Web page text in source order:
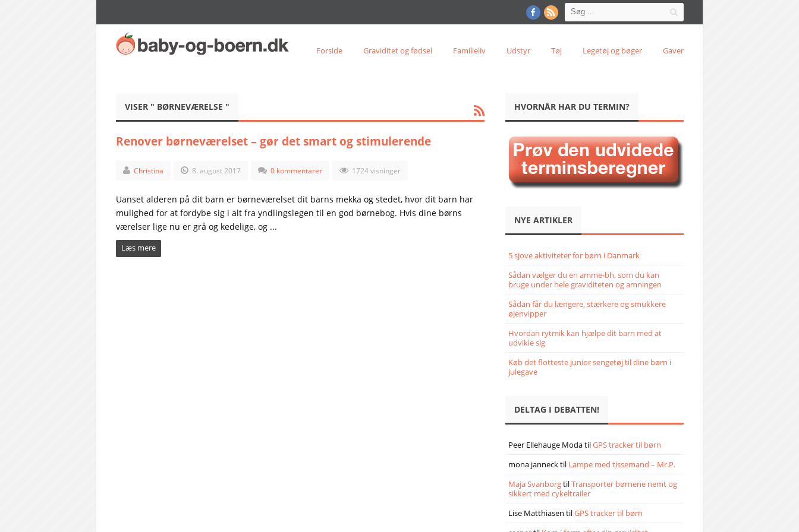
Forside Graviditet og fødsel Familieliv Udstyr Tøj Legetøj og bøger Gaver
VISER " BØRNEVÆRELSE "
Renover børneværelset – gør det smart og stimulerende
Christina 8. august 2017 0 kommentarer 1724 visninger
Uanset alderen på dit barn er børneværelset dit barns mekka og stedet, hvor dit barn har
mulighed for at fordybe sig i alt fra yndlingslegen til en god børnebog. Hvis dine børns
værelser lige nu er grå og kedelige, og ...
Læs mere
HVORNÅR HAR DU TERMIN?
NYE ARTIKLER
5 sjove aktiviteter for børn i Danmark
Sådan vælger du en amme-bh, som du kan
bruge under hele graviditeten og amningen
Sådan får du længere, stærkere og smukkere
øjenvipper
Hvordan rytmik kan hjælpe dit barn med at
udvikle sig
Køb det flotteste junior sengetøj til dine børn i
julegave
DELTAG I DEBATTEN!
Peer Ellehauge ModatilGPS tracker til børn
mona jannecktil Lampe med tissemand – Mr.P.
Maja SvanborgtilTransporter børnene nemt og
sikkert med cykeltrailer
Lise Matthiasen tilGPS tracker til børn